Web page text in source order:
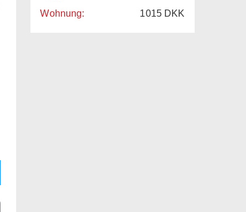
Wohnung:
1015 DKK